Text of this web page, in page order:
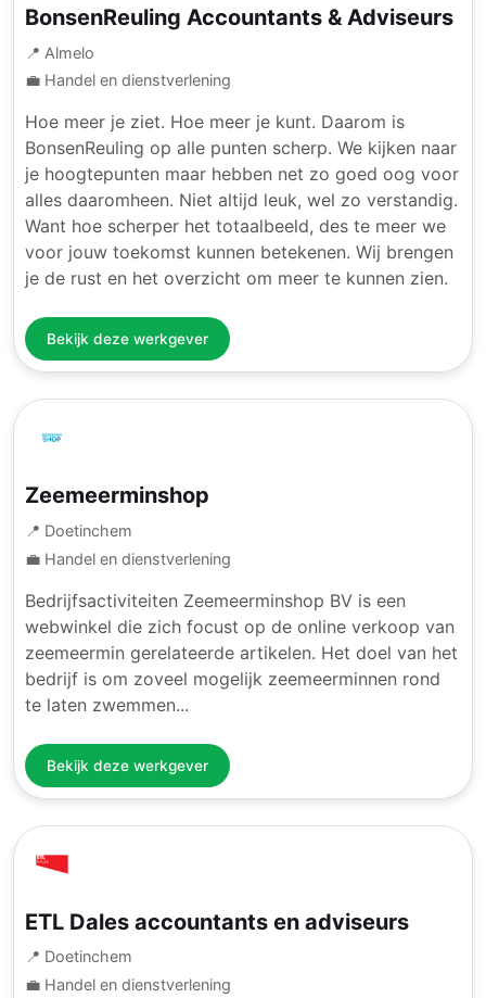
BonsenReuling Accountants & Adviseurs
📍 Almelo
💼 Handel en dienstverlening
Hoe meer je ziet. Hoe meer je kunt. Daarom is
BonsenReuling op alle punten scherp. We kijken naar
je hoogtepunten maar hebben net zo goed oog voor
alles daaromheen. Niet altijd leuk, wel zo verstandig.
Want hoe scherper het totaalbeeld, des te meer we
voor jouw toekomst kunnen betekenen. Wij brengen
je de rust en het overzicht om meer te kunnen zien.
Bekijk deze werkgever
Zeemeerminshop
📍 Doetinchem
💼 Handel en dienstverlening
Bedrijfsactiviteiten Zeemeerminshop BV is een
webwinkel die zich focust op de online verkoop van
zeemeermin gerelateerde artikelen. Het doel van het
bedrijf is om zoveel mogelijk zeemeerminnen rond
te laten zwemmen...
Bekijk deze werkgever
ETL Dales accountants en adviseurs
📍 Doetinchem
💼 Handel en dienstverlening